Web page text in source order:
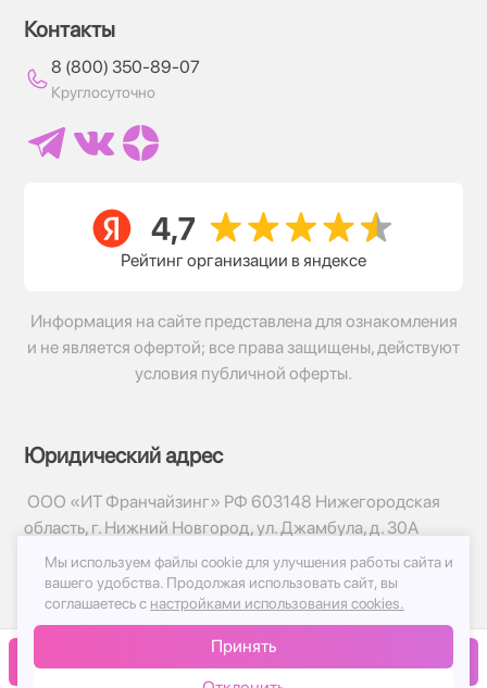
В корзину
Контакты
8 (800) 350-89-07
Круглосуточно
Рейтинг организации в яндексе
Информация на сайте представлена для ознакомления
и не является офертой; все права защищены, действуют
условия публичной оферты.
Юридический адрес
ООО «ИТ Франчайзинг» РФ 603148 Нижегородская
область, г. Нижний Новгород, ул. Джамбула, д. 30А
© 2017-2026г, База Цветов 24.ру
Политика конфиденциальности
Публичная оферта
Мы используем файлы cookie для улучшения работы сайта и
вашего удобства. Продолжая использовать сайт, вы
соглашаетесь с настройками использования cookies.
Принять